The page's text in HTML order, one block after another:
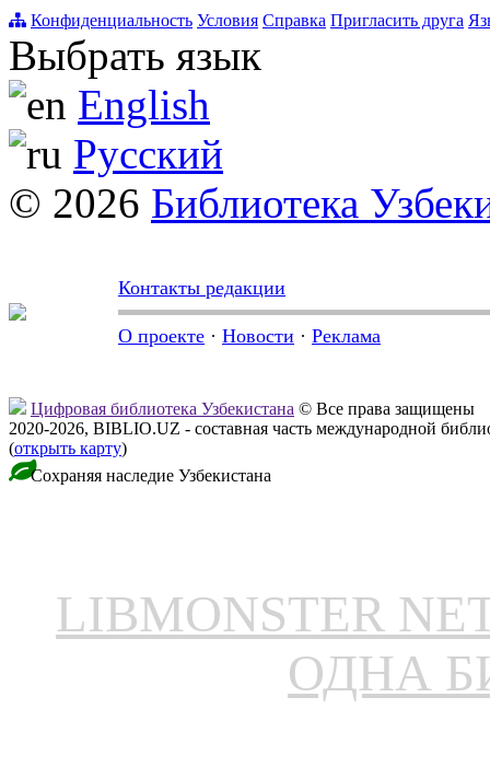
Конфиденциальность Условия Справка Пригласить друга
Выбрать язык
English
Русский
© 2026 Библиотека
Контакты редакции
О проекте · Новости · Реклама
Цифровая библиотека Узбекистана © Все права защищены
2020-2026, BIBLIO.UZ - составная часть международной
(открыть карту)
Сохраняя наследие Узбекистана
LIBMONSTER
ОДНА